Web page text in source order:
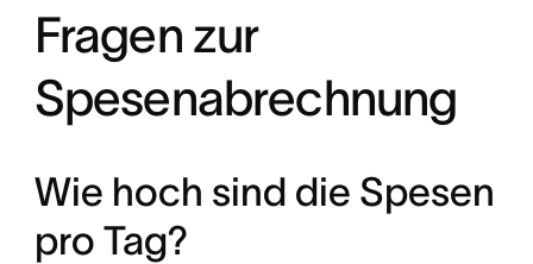
Fragen zur
Spesenabrechnung
Wie hoch sind die Spesen
pro Tag?